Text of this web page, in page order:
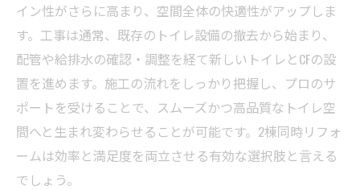
イン性がさらに高まり、空間全体の快適性がアップしま
す。工事は通常、既存のトイレ設備の撤去から始まり、
配管や給排水の確認・調整を経て新しいトイレとCFの設
置を進めます。施工の流れをしっかり把握し、プロのサ
ポートを受けることで、スムーズかつ高品質なトイレ空
間へと生まれ変わらせることが可能です。2棟同時リフォ
ームは効率と満足度を両立させる有効な選択肢と言える
でしょう。